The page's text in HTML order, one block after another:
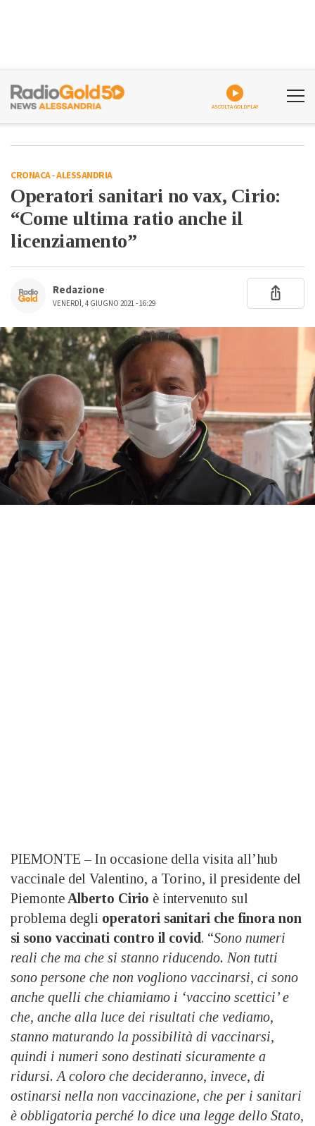
ASCOLTA GOLDPLAY
CRONACA-ALESSANDRIA
Operatori sanitari no vax, Cirio:
“Come ultima ratio anche il
licenziamento”
Redazione
VENERDÌ, 4 GIUGNO 2021 - 16:29
PIEMONTE – In occasione della visita all’hub
vaccinale del Valentino, a Torino, il presidente del
Piemonte Alberto Cirio è intervenuto sul
problema degli operatori sanitari che finora non
si sono vaccinati contro il covid. “Sono numeri
reali che ma che si stanno riducendo. Non tutti
sono persone che non vogliono vaccinarsi, ci sono
anche quelli che chiamiamo i ‘vaccino scettici’ e
che, anche alla luce dei risultati che vediamo,
stanno maturando la possibilità di vaccinarsi,
quindi i numeri sono destinati sicuramente a
ridursi. A coloro che decideranno, invece, di
ostinarsi nella non vaccinazione, che per i sanitari
è obbligatoria perché lo dice una legge dello Stato,